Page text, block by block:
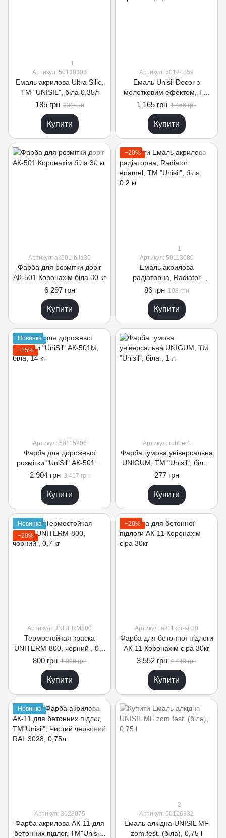
1
Артикул: 50130308
Емаль акрилова Ultra Silic,
ТМ "UNISIL", біла 0,35л
185 грн 231 грн
Купити
Артикул: 50124859
Емаль Unisil Decor з
молотковим ефектом, ТМ
"Unisil", коричнева, 2,5л
1 165 грн 1 456 грн
Купити
Артикул: ak501-bila30
Фарба для розмітки доріг
АК-501 Коронахім біла 30 кг
6 297 грн
Купити
−20%
1
Артикул: 50113080
Емаль акрилова
радіаторна, Radiator
enamel, TM "Unisil", біла,
0.2 кг
86 грн 108 грн
Купити
Новинка
−15%
Артикул: 50115206
Фарба для дорожньої
розмітки "UniSil" АК-501М,
біла, 14 кг
2 904 грн 3 417 грн
Купити
Артикул: rubber1
Фарба гумова універсальна
UNIGUM, TM "Unisil", біла ,
1 л
277 грн
Купити
Новинка
−20%
Артикул: UNITERM800
Термостойкая краска
UNITERM-800, чорний , 0,7
кг
800 грн 1 000 грн
Купити
−20%
Артикул: ak11kor-sir30
Фарба для бетонної підлоги
АК-11 Коронахім сіра 30кг
3 552 грн 4 440 грн
Купити
Новинка
Артикул: 3028075
Фарба акрилова АК-11 для
бетонних підлог, ТМ"Unisil",
2
Артикул: 50126332
Емаль алкідна UNISIL MF
zom.fest. (біла), 0,75 l